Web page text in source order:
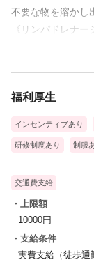
不要な物を溶かし
《リンパドレナ
ナルの手技で、
え頂きます。
リングでお伺いし
■フットバスと施術
心も身体もゆっく
室で御座います。
福利厚生
インセンティブあり
研修制度あり 制服
交通費支給
・上限額
10000円
・支給条件
実費支給（徒歩通